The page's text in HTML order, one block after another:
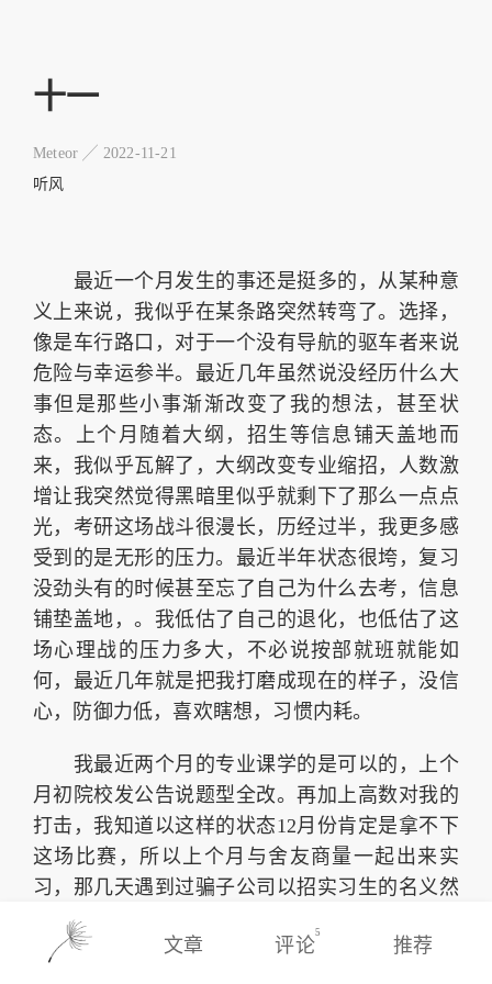
十一
Meteor ╱ 2022-11-21
听风
最近一个月发生的事还是挺多的，从某种意
义上来说，我似乎在某条路突然转弯了。选择，
像是车行路口，对于一个没有导航的驱车者来说
危险与幸运参半。最近几年虽然说没经历什么大
事但是那些小事渐渐改变了我的想法，甚至状
态。上个月随着大纲，招生等信息铺天盖地而
来，我似乎瓦解了，大纲改变专业缩招，人数激
增让我突然觉得黑暗里似乎就剩下了那么一点点
光，考研这场战斗很漫长，历经过半，我更多感
受到的是无形的压力。最近半年状态很垮，复习
没劲头有的时候甚至忘了自己为什么去考，信息
铺垫盖地，。我低估了自己的退化，也低估了这
场心理战的压力多大，不必说按部就班就能如
何，最近几年就是把我打磨成现在的样子，没信
心，防御力低，喜欢瞎想，习惯内耗。
我最近两个月的专业课学的是可以的，上个
月初院校发公告说题型全改。再加上高数对我的
打击，我知道以这样的状态12月份肯定是拿不下
这场比赛，所以上个月与舍友商量一起出来实
习，那几天遇到过骗子公司以招实习生的名义然
后收钱培训，遇到过很好的人事跟我说了很多面
试技巧，简历的修改，最后很幸运进了c++的项
文章 评论
5
推荐